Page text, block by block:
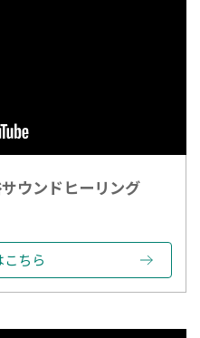
ウンドヒーリング
ちら